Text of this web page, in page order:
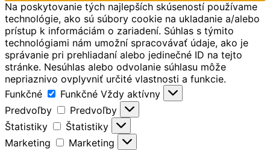
Na poskytovanie tých najlepších skúseností používame
technológie, ako sú súbory cookie na ukladanie a/alebo
prístup k informáciám o zariadení. Súhlas s týmito
technológiami nám umožní spracovávať údaje, ako je
správanie pri prehliadaní alebo jedinečné ID na tejto
stránke. Nesúhlas alebo odvolanie súhlasu môže
nepriaznivo ovplyvniť určité vlastnosti a funkcie.
Funkčné
Funkčné Vždy aktívny
Predvoľby
Predvoľby
Štatistiky
Štatistiky
Marketing
Marketing